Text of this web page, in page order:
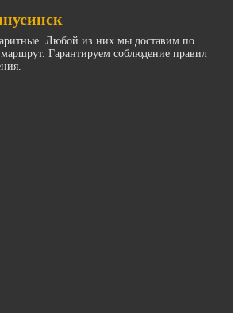
Любой из них мы доставим по
Гарантируем соблюдение правил